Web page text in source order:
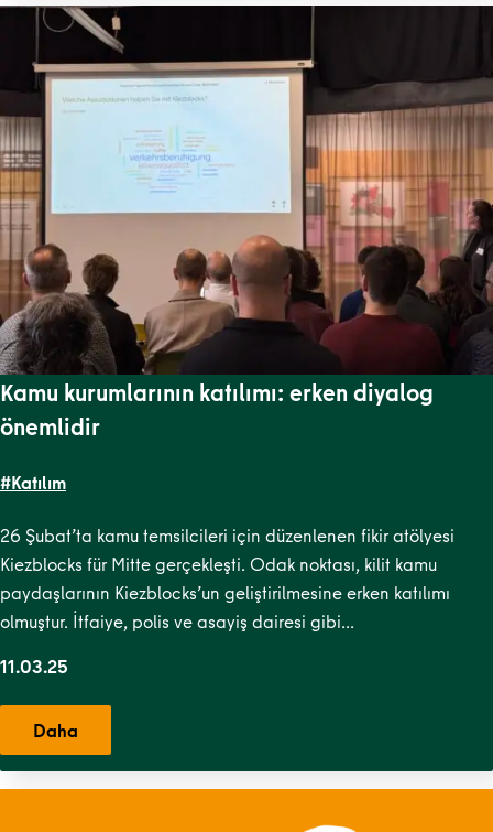
Kamu kurumlarının katılımı: erken diyalog
önemlidir
#Katılım
26 Şubat’ta kamu temsilcileri için düzenlenen fikir atölyesi
Kiezblocks für Mitte gerçekleşti. Odak noktası, kilit kamu
paydaşlarının Kiezblocks’un geliştirilmesine erken katılımı
olmuştur. İtfaiye, polis ve asayiş dairesi gibi…
11.03.25
Daha